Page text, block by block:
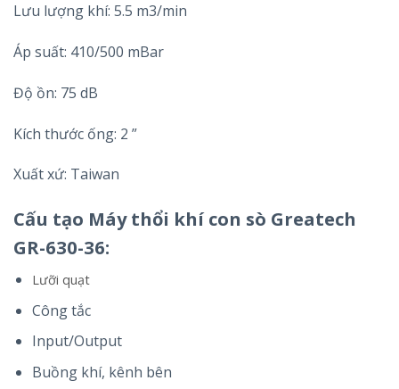
Lưu lượng khí: 5.5 m3/min
Áp suất: 410/500 mBar
Độ ồn: 75 dB
Kích thước ống: 2 ”
Xuất xứ: Taiwan
Cấu tạo Máy thổi khí con sò Greatech
GR-630-36:
Lưỡi quạt
Công tắc
Input/Output
Buồng khí, kênh bên